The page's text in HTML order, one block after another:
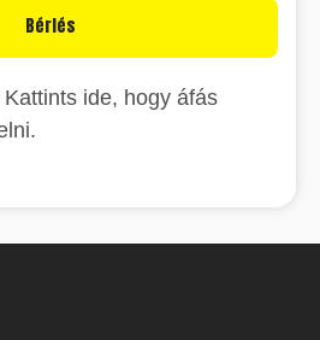
Bérlés
ide, hogy áfás